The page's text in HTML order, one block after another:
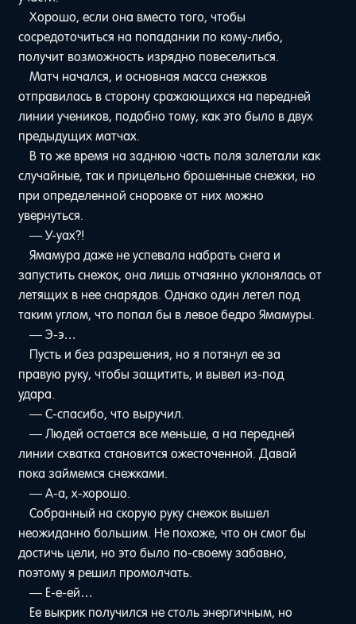
Хорошо, если она вместо того, чтобы
сосредоточиться на попадании по кому-либо,
получит возможность изрядно повеселиться.
Матч начался, и основная масса снежков
отправилась в сторону сражающихся на передней
линии учеников, подобно тому, как это было в двух
предыдущих матчах.
В то же время на заднюю часть поля залетали как
случайные, так и прицельно брошенные снежки, но
при определенной сноровке от них можно
увернуться.
— У-уах?!
Ямамура даже не успевала набрать снега и
запустить снежок, она лишь отчаянно уклонялась от
летящих в нее снарядов. Однако один летел под
таким углом, что попал бы в левое бедро Ямамуры.
— Э-э…
Пусть и без разрешения, но я потянул ее за
правую руку, чтобы защитить, и вывел из-под
удара.
— С-спасибо, что выручил.
— Людей остается все меньше, а на передней
линии схватка становится ожесточенной. Давай
пока займемся снежками.
— А-а, х-хорошо.
Собранный на скорую руку снежок вышел
неожиданно большим. Не похоже, что он смог бы
достичь цели, но это было по-своему забавно,
поэтому я решил промолчать.
— Е-е-ей…
Ее выкрик получился не столь энергичным, но